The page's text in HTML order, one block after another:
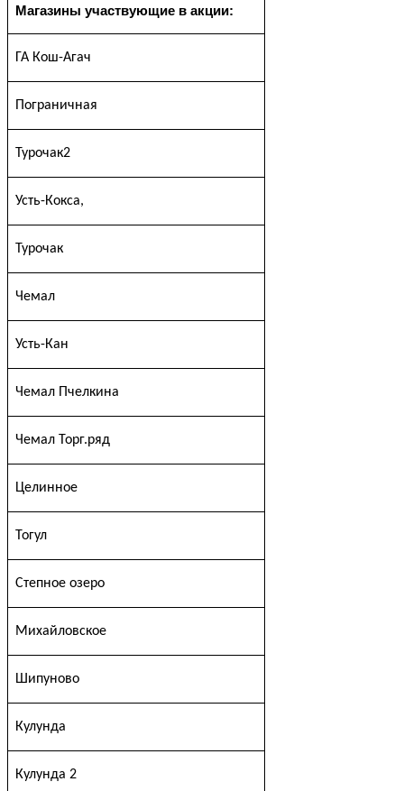
Магазины участвующие в акции:
ГА Кош-Агач
Пограничная
Турочак2
Усть-Кокса,
Турочак
Чемал
Усть-Кан
Чемал Пчелкина
Чемал Торг.ряд
Целинное
Тогул
Степное озеро
Михайловское
Шипуново
Кулунда
Кулунда 2